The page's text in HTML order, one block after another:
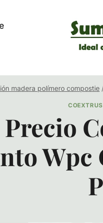
madera polímero compostie
Wpc